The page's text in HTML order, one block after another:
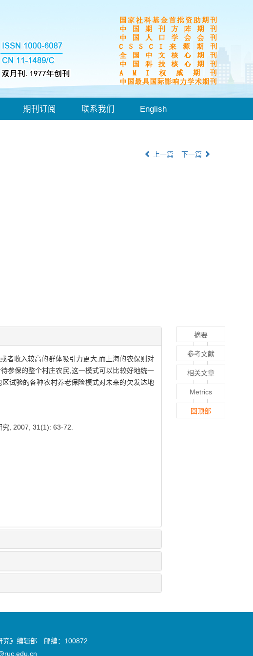
期刊订阅 联系我们 English
上一篇 下一篇
者收入较高的群体吸引力更大,而上海的农保则对
参保的整个村庄农民,这一模式可以比较好地统一
试验的各种农村养老保险模式对未来的欠发达地
, 2007, 31(1): 63-72.
摘要
参考文献
相关文章
Metrics
回顶部
究》编辑部 邮编：100872